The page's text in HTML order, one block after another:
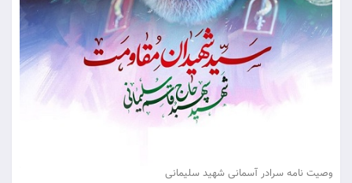
وصیت نامه سرادر آسمانی شهید سلیمانی